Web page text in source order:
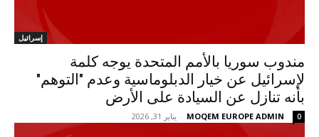
إسرائيل
مندوب سوريا بالأمم المتحدة يوجه كلمة
لإسرائيل عن خيار الدبلوماسية وعدم "التوهم"
بأنه تنازل عن السيادة على الأرض
MOQEM EUROPE ADMIN
- يناير 31, 2026 0